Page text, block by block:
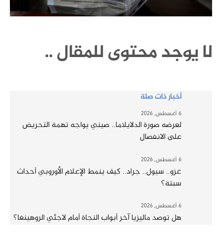
لا يوجد محتوى للمقال ..
أخبار ذات صلة
6 أغسطس, 2026
لعرضه صورة الدلايلاما.. صيني يواجه تهمة التحريض
على الانفصال
6 أغسطس, 2026
غزو.. سيول.. جراد.. كيف ينمط الإعلام الأوروبي أحداث
سبتة؟
6 أغسطس, 2026
هل توصد ماليزيا آخر أبواب النجاة أمام لاجئي الروهينغا؟